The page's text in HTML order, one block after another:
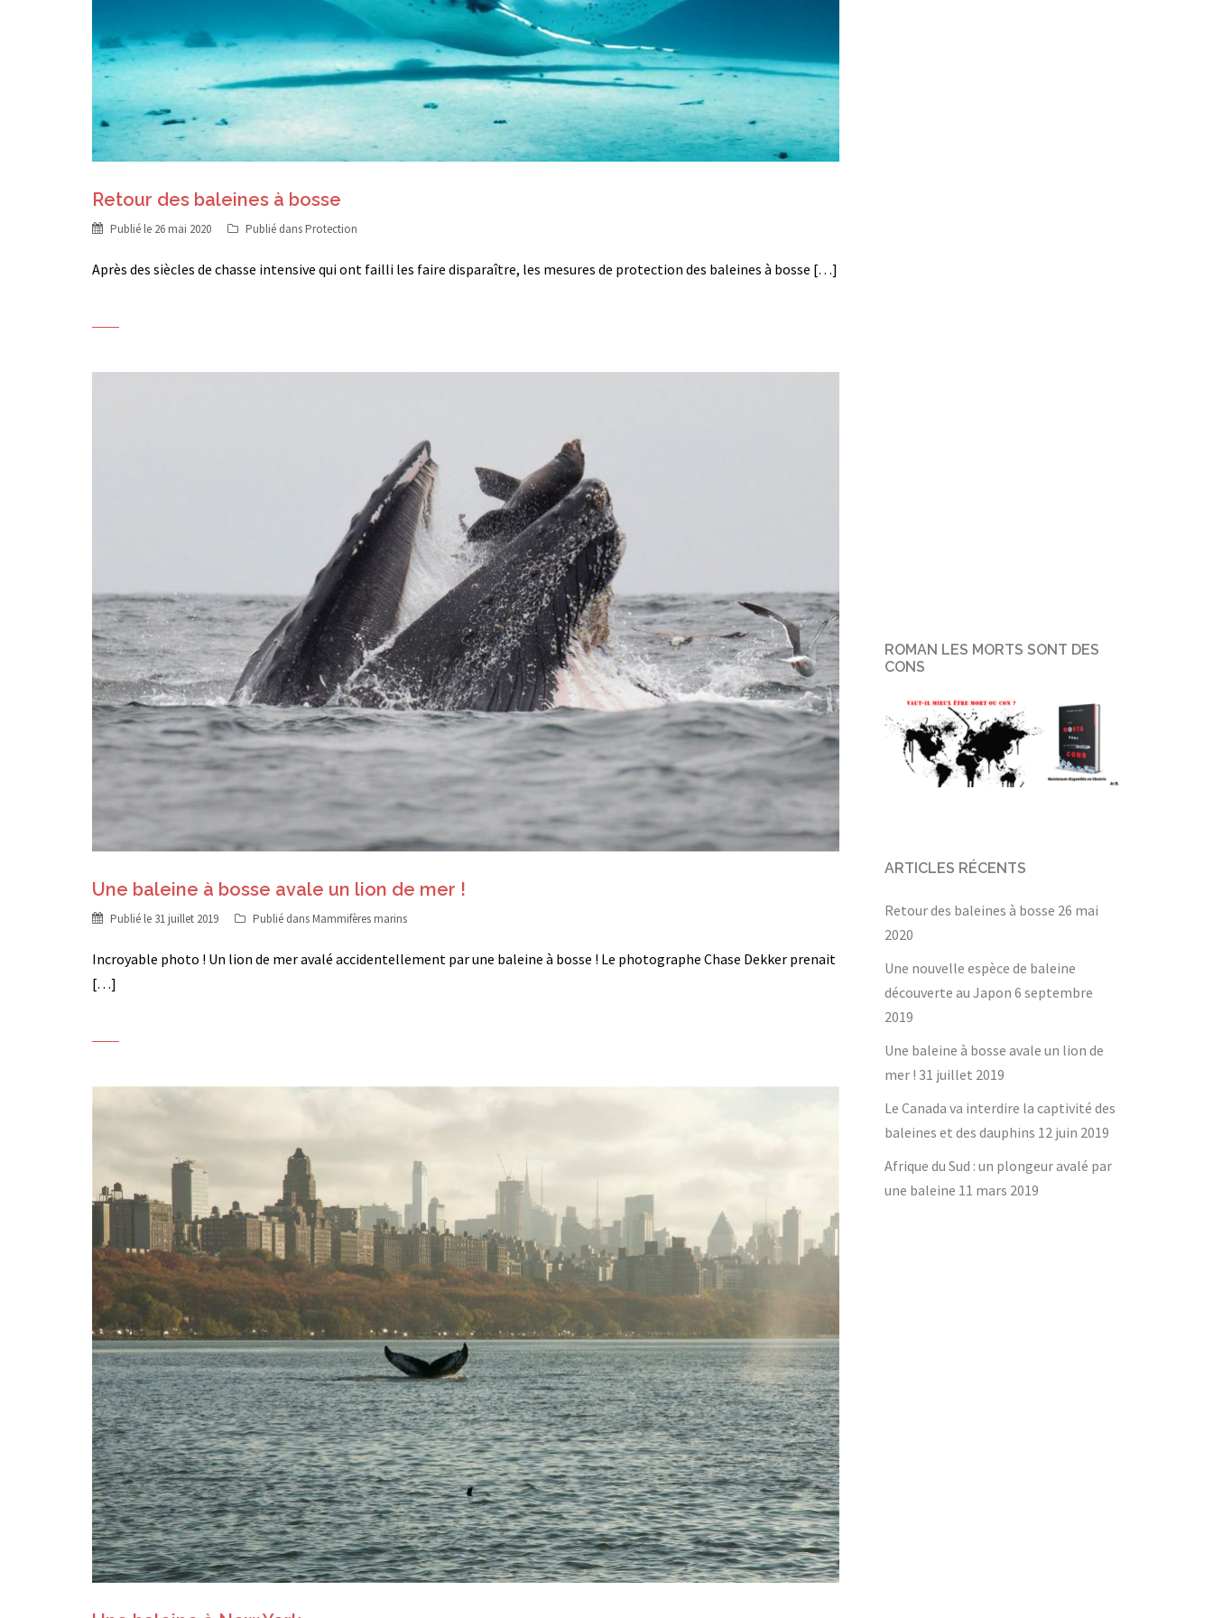
Retour des baleines à bosse
Publié le 26 mai 2020 Publié dans Protection
Après des siècles de chasse intensive qui ont failli les faire disparaître, les mesures de protection des baleines à bosse […]
Une baleine à bosse avale un lion de mer !
Publié le 31 juillet 2019 Publié dans Mammifères marins
Incroyable photo ! Un lion de mer avalé accidentellement par une baleine à bosse ! Le photographe Chase Dekker prenait
[…]
ROMAN LES MORTS SONT DES
CONS
ARTICLES RÉCENTS
Retour des baleines à bosse 26 mai
2020
Une nouvelle espèce de baleine
découverte au Japon 6 septembre
2019
Une baleine à bosse avale un lion de
mer ! 31 juillet 2019
Le Canada va interdire la captivité des
baleines et des dauphins 12 juin 2019
Afrique du Sud : un plongeur avalé par
une baleine 11 mars 2019